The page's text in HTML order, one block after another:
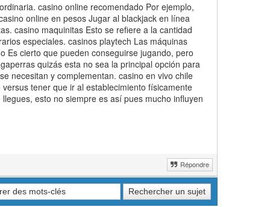
casino online recomendado Por ejemplo,
online en pesos Jugar al blackjack en línea
casino maquinitas Esto se refiere a la cantidad
especiales. casinos playtech Las máquinas
Es cierto que pueden conseguirse jugando, pero
quizás esta no sea la principal opción para
necesitan y complementan. casino en vivo chile
tener que ir al establecimiento físicamente
esto no siempre es así pues mucho influyen
Répondre